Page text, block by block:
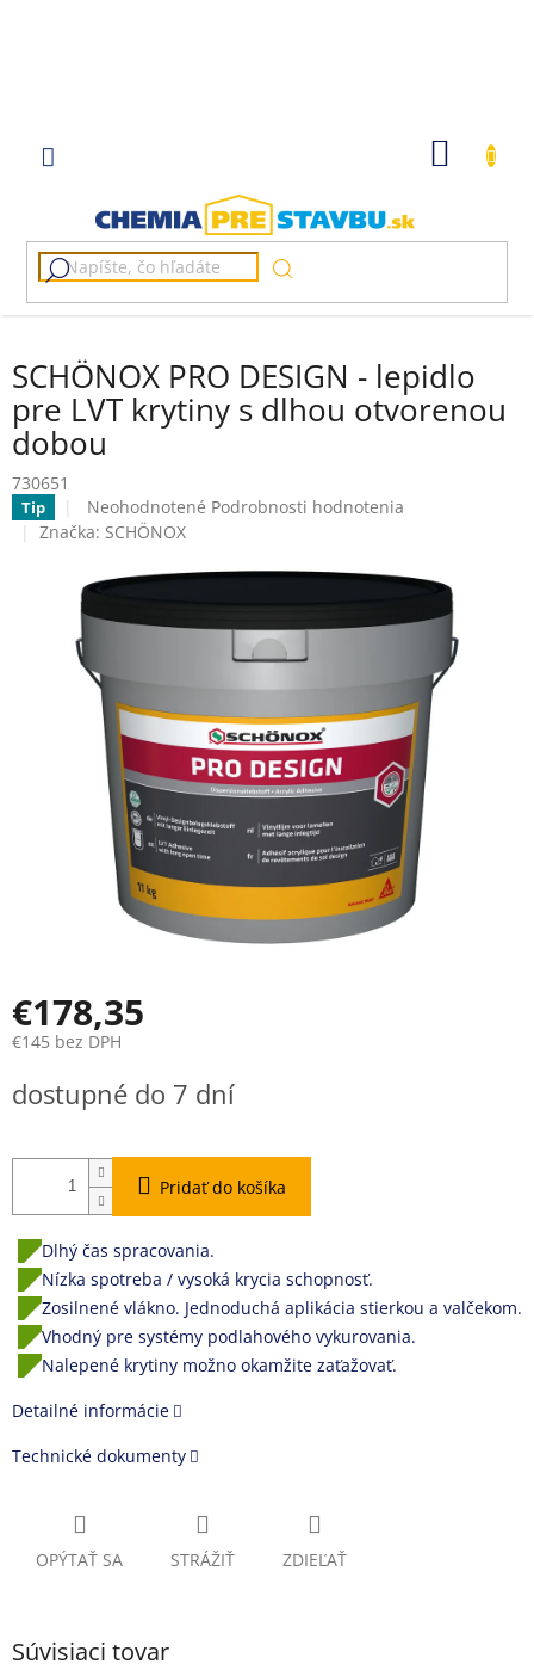
SCHÖNOX PRO DESIGN - lepidlo
pre LVT krytiny s dlhou otvorenou
dobou
730651
Tip
Priemerné
hodnotenie
z
hviezdičiek.
Neohodnotené Podrobnosti hodnotenia
Značka: SCHÖNOX
€178,35
€145 bez DPH
cena:
dostupné do 7 dní
Pridať do košíka
Dlhý čas spracovania.
Nízka spotreba / vysoká krycia schopnosť.
Zosilnené vlákno. Jednoduchá aplikácia stierkou a valčekom.
Vhodný pre systémy podlahového vykurovania.
Nalepené krytiny možno okamžite zaťažovať.
Detailné informácie
Technické dokumenty
OPÝTAŤ SA STRÁŽIŤ ZDIEĽAŤ
Súvisiaci tovar